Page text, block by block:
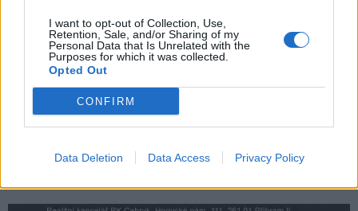
I want to opt-out of Collection, Use,
Retention, Sale, and/or Sharing of my
Personal Data that Is Unrelated with the
Purposes for which it was collected.
Opted Out
CONFIRM
Data Deletion Data Access Privacy Policy
Zpravodajství
Středočeský kraj upravil pravidla soutěže.
Obce nově získají body i za předcházení
vzniku odpadu